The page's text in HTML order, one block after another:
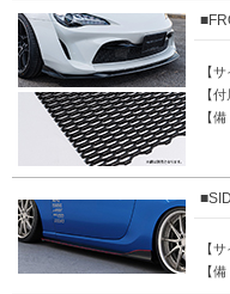
【
【
【
【
【